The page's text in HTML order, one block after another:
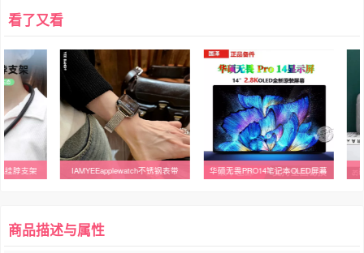
看了又看
挂脖支架 IAMYEEapplewatch不锈钢表带 华硕无畏PRO14笔记本OLED屏幕
商品描述与属性